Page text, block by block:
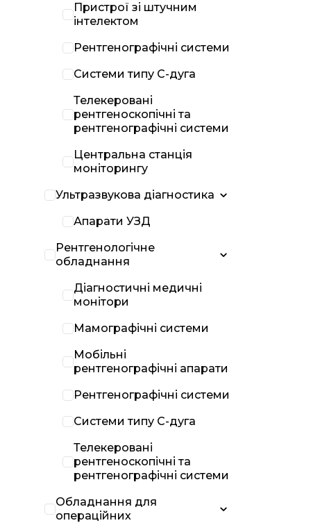
Пристрої зі штучним
інтелектом
Рентгенографічні системи
Системи типу С-дуга
Телекеровані
рентгеноскопічні та
рентгенографічні системи
Центральна станція
моніторингу
Ультразвукова діагностика
Апарати УЗД
Рентгенологічне
обладнання
Діагностичні медичні
монітори
Мамографічні системи
Мобільні
рентгенографічні апарати
Рентгенографічні системи
Системи типу С-дуга
Телекеровані
рентгеноскопічні та
рентгенографічні системи
Обладнання для
операційних